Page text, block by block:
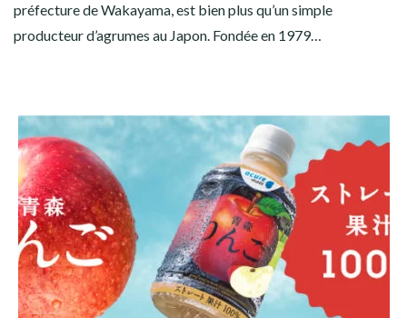
préfecture de Wakayama, est bien plus qu’un simple
producteur d’agrumes au Japon. Fondée en 1979…